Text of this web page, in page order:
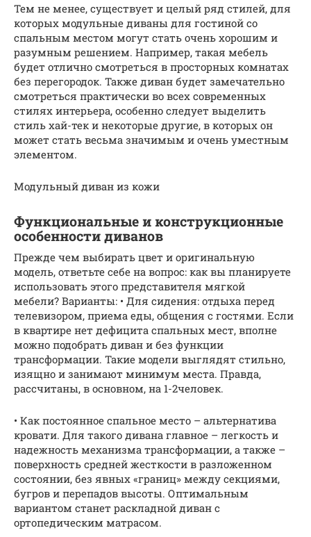
Тем не менее, существует и целый ряд стилей, для
которых модульные диваны для гостиной со
спальным местом могут стать очень хорошим и
разумным решением. Например, такая мебель
будет отлично смотреться в просторных комнатах
без перегородок. Также диван будет замечательно
смотреться практически во всех современных
стилях интерьера, особенно следует выделить
стиль хай-тек и некоторые другие, в которых он
может стать весьма значимым и очень уместным
элементом.
Модульный диван из кожи
Функциональные и конструкционные
особенности диванов
Прежде чем выбирать цвет и оригинальную
модель, ответьте себе на вопрос: как вы планируете
использовать этого представителя мягкой
мебели? Варианты: • Для сидения: отдыха перед
телевизором, приема еды, общения с гостями. Если
в квартире нет дефицита спальных мест, вполне
можно подобрать диван и без функции
трансформации. Такие модели выглядят стильно,
изящно и занимают минимум места. Правда,
рассчитаны, в основном, на 1-2человек.
• Как постоянное спальное место – альтернатива
кровати. Для такого дивана главное – легкость и
надежность механизма трансформации, а также –
поверхность средней жесткости в разложенном
состоянии, без явных «границ» между секциями,
бугров и перепадов высоты. Оптимальным
вариантом станет раскладной диван с
ортопедическим матрасом.